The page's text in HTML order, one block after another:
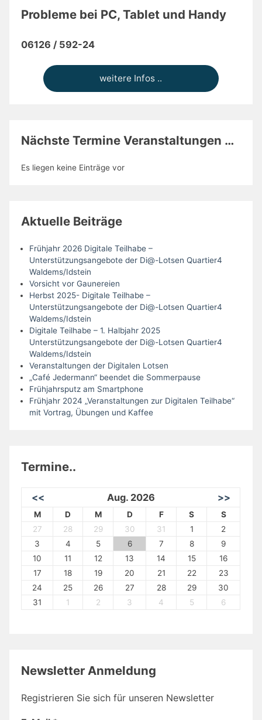
Probleme bei PC, Tablet und Handy
06126 / 592-24
weitere Infos ..
Nächste Termine Veranstaltungen …
Es liegen keine Einträge vor
Aktuelle Beiträge
Frühjahr 2026 Digitale Teilhabe –
Unterstützungsangebote der Di@-Lotsen Quartier4
Waldems/Idstein
Vorsicht vor Gaunereien
Herbst 2025- Digitale Teilhabe –
Unterstützungsangebote der Di@-Lotsen Quartier4
Waldems/Idstein
Digitale Teilhabe – 1. Halbjahr 2025
Unterstützungsangebote der Di@-Lotsen Quartier4
Waldems/Idstein
Veranstaltungen der Digitalen Lotsen
„Café Jedermann“ beendet die Sommerpause
Frühjahrsputz am Smartphone
Frühjahr 2024 „Veranstaltungen zur Digitalen Teilhabe“
mit Vortrag, Übungen und Kaffee
Termine..
<< Aug. 2026 >>
M D M D F S
S
27
28 29 30 31 1
2
3
4 5 6 7 8
9
10
11 12 13 14 15
16
17
18 19 20 21 22
23
24
25 26 27 28 29
30
31
1 2 3 4 5 6
Newsletter Anmeldung
Registrieren Sie sich für unseren Newsletter